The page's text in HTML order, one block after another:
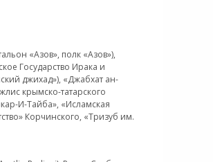
«Азов», полк «Азов»),
Государство Ирака и
джихад»), «Джабхат ан-
крымско-татарского
И-Тайба», «Исламская
Корчинского, «Тризуб им.